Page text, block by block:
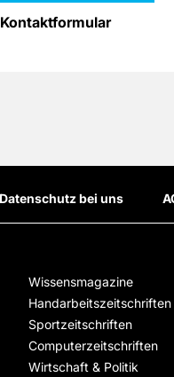
Kontaktformular
Datenschutz bei uns
Wissensmagazine
Handarbeitszeitschriften
Sportzeitschriften
Computerzeitschriften
Wirtschaft & Politik